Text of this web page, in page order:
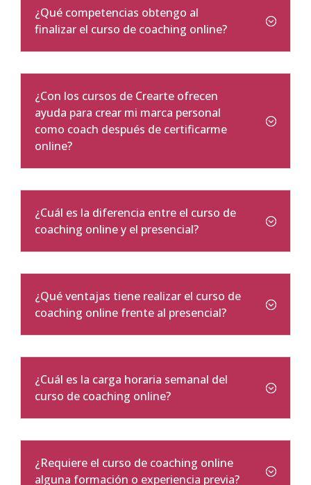
¿Qué competencias obtengo al
finalizar el curso de coaching online?
¿Con los cursos de Crearte ofrecen
ayuda para crear mi marca personal
como coach después de certificarme
online?
¿Cuál es la diferencia entre el curso de
coaching online y el presencial?
¿Qué ventajas tiene realizar el curso de
coaching online frente al presencial?
¿Cuál es la carga horaria semanal del
curso de coaching online?
¿Requiere el curso de coaching online
alguna formación o experiencia previa?